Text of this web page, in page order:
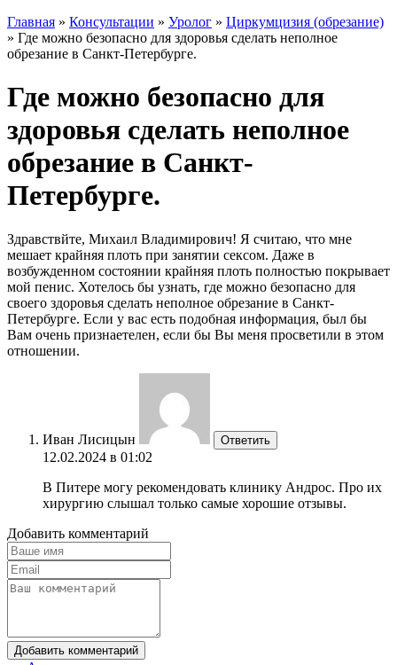
Главная » Консультации » Уролог » Циркумцизия (обрезание)
» Где можно безопасно для здоровья сделать неполное
обрезание в Санкт-Петербурге.
Где можно безопасно для
здоровья сделать неполное
обрезание в Санкт-
Петербурге.
Здравствйте, Михаил Владимирович! Я считаю, что мне
мешает крайняя плоть при занятии сексом. Даже в
возбужденном состоянии крайняя плоть полностью покрывает
мой пенис. Хотелось бы узнать, где можно безопасно для
своего здоровья сделать неполное обрезание в Санкт-
Петербурге. Если у вас есть подобная информация, был бы
Вам очень признаетелен, если бы Вы меня просветили в этом
отношении.
Иван Лисицын Ответить
12.02.2024 в 01:02
В Питере могу рекомендовать клинику Андрос. Про их
хирургию слышал только самые хорошие отзывы.
Добавить комментарий
Добавить комментарий